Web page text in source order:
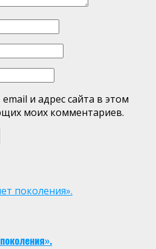
и адрес сайта в этом
моих комментариев.
поколения».